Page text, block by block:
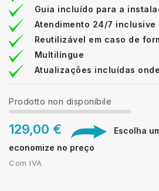
Guia incluído para a
Atendimento 24/7 inclusive
Reutilizável em caso de
Multilíngue
Atualizações incluídas
Prodotto non disponibile
129,00 €
Escolha
economize no preço
Com IVA